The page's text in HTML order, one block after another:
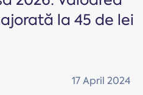
la 45 de lei
17 April 2024